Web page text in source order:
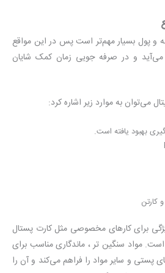
و پول بسیار مهم‌تر است پس در این مواقع
و در صرفه جویی زمان کمک شایان
می‌توان به موارد زیر اشاره کرد:
بهبود یافته است.
کارتن
برای کارهای مخصوصی مثل کارت پستال
مواد سنگین تر ، ماندگاری مناسب برای
پستی و سایر مواد را فراهم می‌کند و آن را